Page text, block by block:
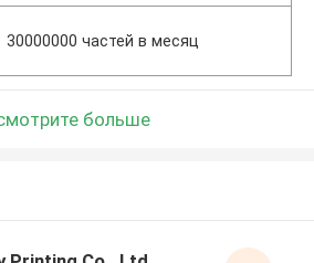
30000000 частей в месяц
больше